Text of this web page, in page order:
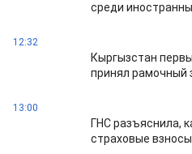
среди
12:32
Кыргызстан
принял рамочный
13:00
ГНС разъяснила,
страховые взносы